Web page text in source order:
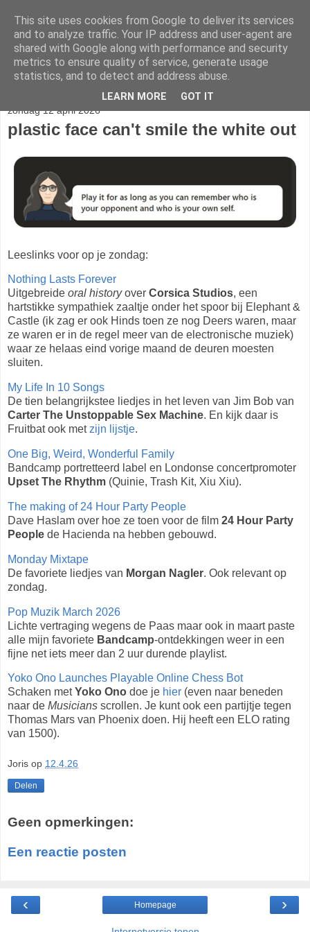
stereo
zondag 12 april 2026
plastic face can't smile the white out
Leeslinks voor op je zondag:
Nothing Lasts Forever
Uitgebreide oral historyover Corsica Studios, een
hartstikke sympathiek zaaltje onder het spoor bij Elephant &
Castle (ik zag er ook Hinds toen ze nog Deers waren, maar
ze waren er in de regel meer van de electronische muziek)
waar ze helaas eind vorige maand de deuren moesten
sluiten.
My Life In 10 Songs
De tien belangrijkstee liedjes in het leven van Jim Bob van
Carter The Unstoppable Sex Machine. En kijk daar is
Fruitbat ook met zijn lijstje.
One Big, Weird, Wonderful Family
Bandcamp portretteerd label en Londonse concertpromoter
Upset The Rhythm (Quinie, Trash Kit, Xiu Xiu).
The making of 24 Hour Party People
Dave Haslam over hoe ze toen voor de film 24 Hour Party
People de Hacienda na hebben gebouwd.
Monday Mixtape
De favoriete liedjes van Morgan Nagler. Ook relevant op
zondag.
Pop Muzik March 2026
Lichte vertraging wegens de Paas maar ook in maart paste
alle mijn favoriete Bandcamp-ontdekkingen weer in een
fijne net iets meer dan 2 uur durende playlist.
Yoko Ono Launches Playable Online Chess Bot
Schaken met Yoko Ono doe je hier (even naar beneden
naar de Musicians scrollen. Je kunt ook een partijtje tegen
Thomas Mars van Phoenix doen. Hij heeft een ELO rating
van 1500).
Joris op 12.4.26
Delen
Geen opmerkingen:
Een reactie posten
‹ ›
Homepage
This site uses cookies from Google to deliver its services
and to analyze traffic. Your IP address and user-agent are
shared with Google along with performance and security
metrics to ensure quality of service, generate usage
statistics, and to detect and address abuse.
LEARN MORE GOT IT